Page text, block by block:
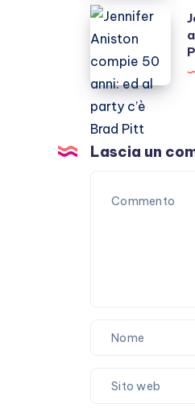
Tony
Effe
sposano?
Jennifer
Aniston
compie
50
anni:
ed
al
party
Lascia un